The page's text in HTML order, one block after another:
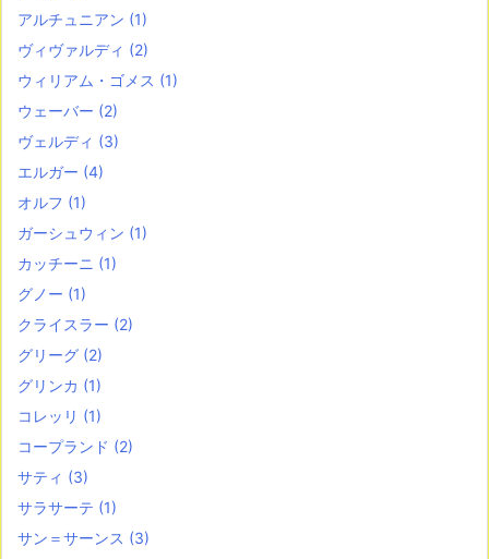
アルチュニアン (1)
ヴィヴァルディ (2)
ウィリアム・ゴメス (1)
ウェーバー (2)
ヴェルディ (3)
エルガー (4)
オルフ (1)
ガーシュウィン (1)
カッチーニ (1)
グノー (1)
クライスラー (2)
グリーグ (2)
グリンカ (1)
コレッリ (1)
コープランド (2)
サティ (3)
サラサーテ (1)
サン＝サーンス (3)